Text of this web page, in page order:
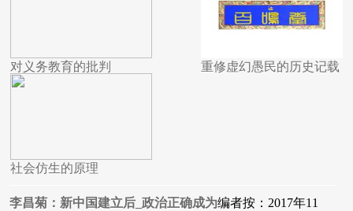
对义务教育的批判
社会仿生的原理
重修虚幻愚民的历史记载
李昌菊：新中国建立后_政治正确成为编者按：2017年11